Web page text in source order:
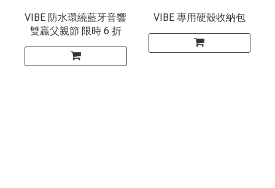
VIBE 防水環繞藍牙音響
雙贏父親節 限時 6 折
VIBE 專用硬殼收納包